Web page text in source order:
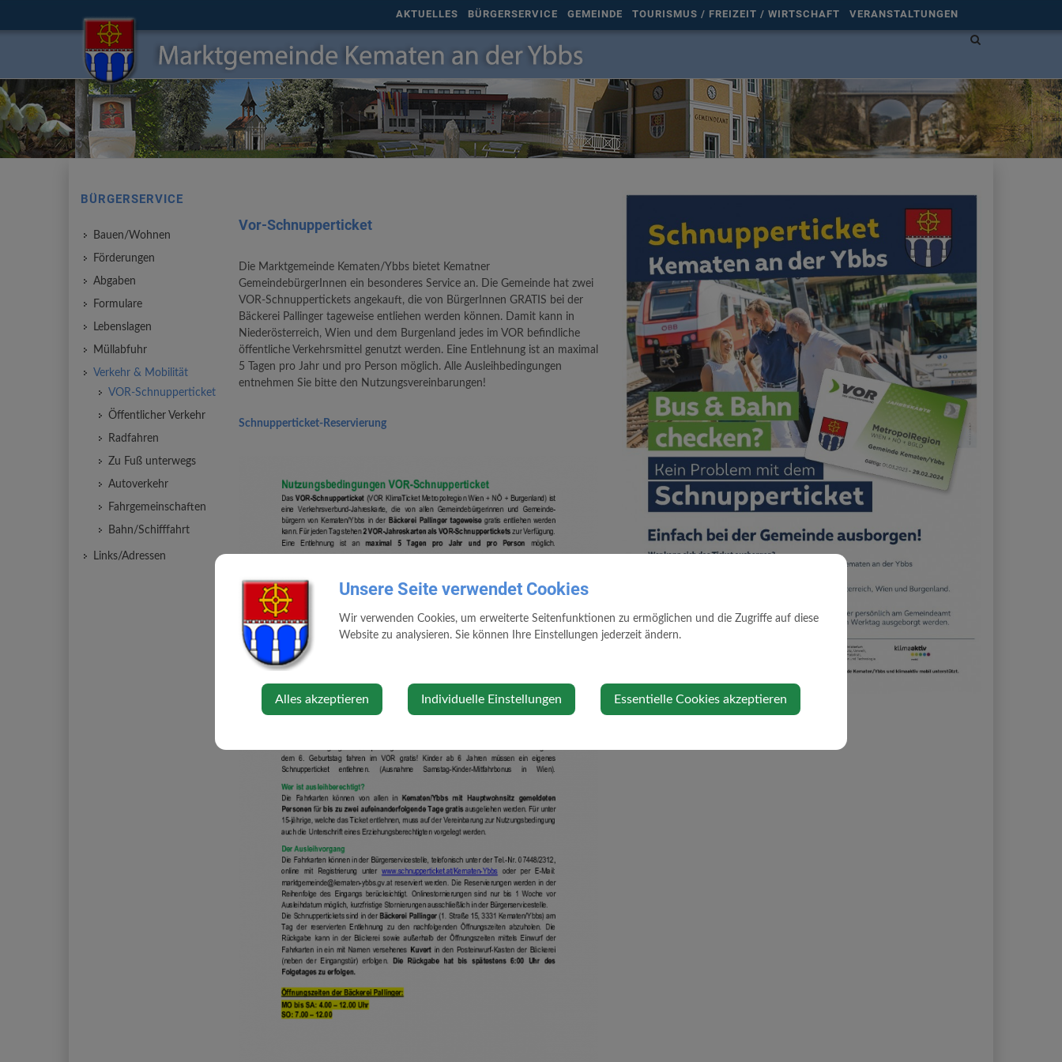
Site
AKTUELLES BÜRGERSERVICE GEMEINDE TOURISMUS / FREIZEIT / WIRTSCHAFT VERANSTALTUNGEN
Vor-Schnupperticket
Die Marktgemeinde Kematen/Ybbs bietet Kematner
GemeindebürgerInnen ein besonderes Service an. Die Gemeinde hat zwei
VOR-Schnuppertickets angekauft, die von BürgerInnen GRATIS bei der
Bäckerei Pallinger tageweise entliehen werden können. Damit kann in
Niederösterreich, Wien und dem Burgenland jedes im VOR befindliche
öffentliche Verkehrsmittel genutzt werden. Eine Entlehnung ist an maximal
5 Tagen pro Jahr und pro Person möglich. Alle Ausleihbedingungen
entnehmen Sie bitte den Nutzungsvereinbarungen!
Schnupperticket-Reservierung
BÜRGERSERVICE
Bauen/Wohnen
Förderungen
Abgaben
Formulare
Lebenslagen
Müllabfuhr
Verkehr & Mobilität
VOR-Schnupperticket
Öffentlicher Verkehr
Radfahren
Zu Fuß unterwegs
Autoverkehr
Fahrgemeinschaften
Bahn/Schifffahrt
Links/Adressen
Unsere Seite verwendet Cookies
Wir verwenden Cookies, um erweiterte Seitenfunktionen zu ermöglichen und die Zugriffe auf diese
Website zu analysieren. Sie können Ihre Einstellungen jederzeit ändern.
Alles akzeptieren Individuelle Einstellungen Essentielle Cookies akzeptieren